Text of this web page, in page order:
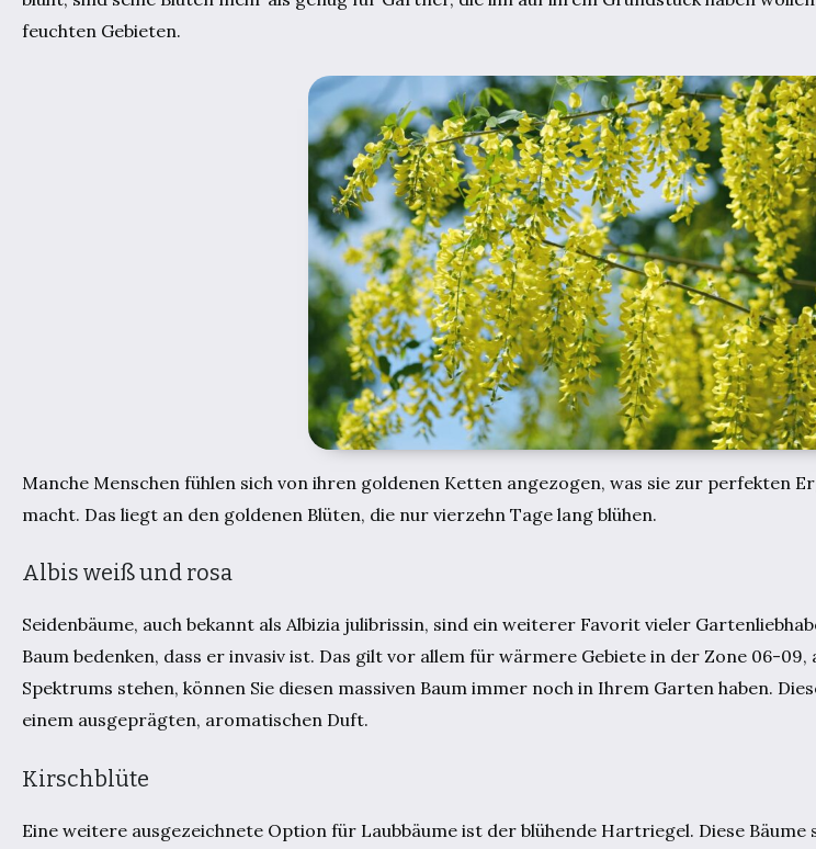
feuchten Gebieten.
Manche Menschen fühlen sich von ihren goldenen Ketten angezogen, was sie zur perfekten
macht. Das liegt an den goldenen Blüten, die nur vierzehn Tage lang blühen.
Albis weiß und rosa
Seidenbäume, auch bekannt als Albizia julibrissin, sind ein weiterer Favorit vieler
Baum bedenken, dass er invasiv ist. Das gilt vor allem für wärmere Gebiete in der Zone 06-09,
Spektrums stehen, können Sie diesen massiven Baum immer noch in Ihrem Garten haben.
einem ausgeprägten, aromatischen Duft.
Kirschblüte
Eine weitere ausgezeichnete Option für Laubbäume ist der blühende Hartriegel. Diese